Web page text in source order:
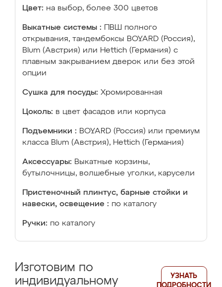
Цвет: на выбор, более 300 цветов
Выкатные системы :
ПВШ полного
открывания, тандембоксы BOYARD (Россия),
Blum (Австрия) или Hettich (Германия) с
плавным закрыванием дверок или без этой
опции
Сушка для посуды: Хромированная
Цоколь: в цвет фасадов или корпуса
Подъемники : BOYARD (Россия) или премиум
класса Blum (Австрия), Hettich (Германия)
Аксессуары: Выкатные корзины,
бутылочницы, волшебные уголки, карусели
Пристеночный плинтус, барные стойки и
навески, освещение : по каталогу
Ручки: по каталогу
Изготовим по
индивидуальному
УЗНАТЬ
ПОДРОБНОСТИ